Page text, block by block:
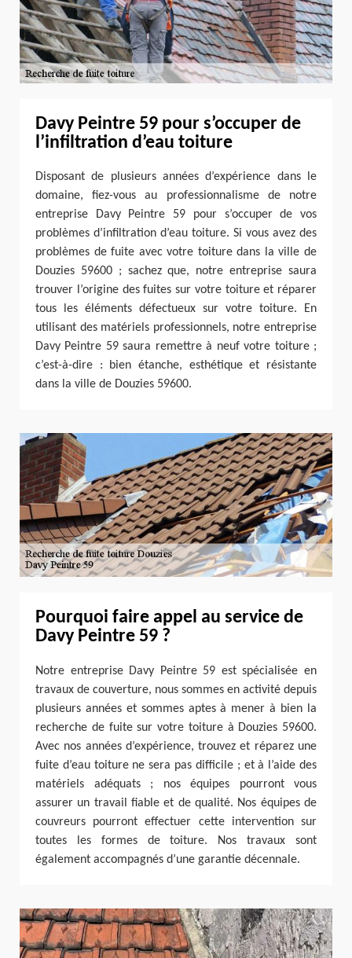
Davy Peintre 59 pour s’occuper de
l’infiltration d’eau toiture
Disposant de plusieurs années d’expérience dans le
domaine, fiez-vous au professionnalisme de notre
entreprise Davy Peintre 59 pour s’occuper de vos
problèmes d’infiltration d’eau toiture. Si vous avez des
problèmes de fuite avec votre toiture dans la ville de
Douzies 59600 ; sachez que, notre entreprise saura
trouver l’origine des fuites sur votre toiture et réparer
tous les éléments défectueux sur votre toiture. En
utilisant des matériels professionnels, notre entreprise
Davy Peintre 59 saura remettre à neuf votre toiture ;
c’est-à-dire : bien étanche, esthétique et résistante
dans la ville de Douzies 59600.
Pourquoi faire appel au service de
Davy Peintre 59 ?
Notre entreprise Davy Peintre 59 est spécialisée en
travaux de couverture, nous sommes en activité depuis
plusieurs années et sommes aptes à mener à bien la
recherche de fuite sur votre toiture à Douzies 59600.
Avec nos années d’expérience, trouvez et réparez une
fuite d’eau toiture ne sera pas difficile ; et à l’aide des
matériels adéquats ; nos équipes pourront vous
assurer un travail fiable et de qualité. Nos équipes de
couvreurs pourront effectuer cette intervention sur
toutes les formes de toiture. Nos travaux sont
également accompagnés d’une garantie décennale.